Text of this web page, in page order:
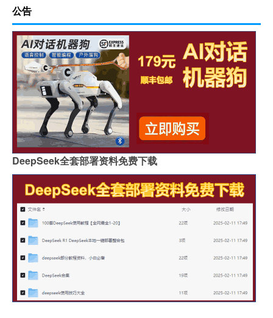
公告
DeepSeek全套部署资料免费下载